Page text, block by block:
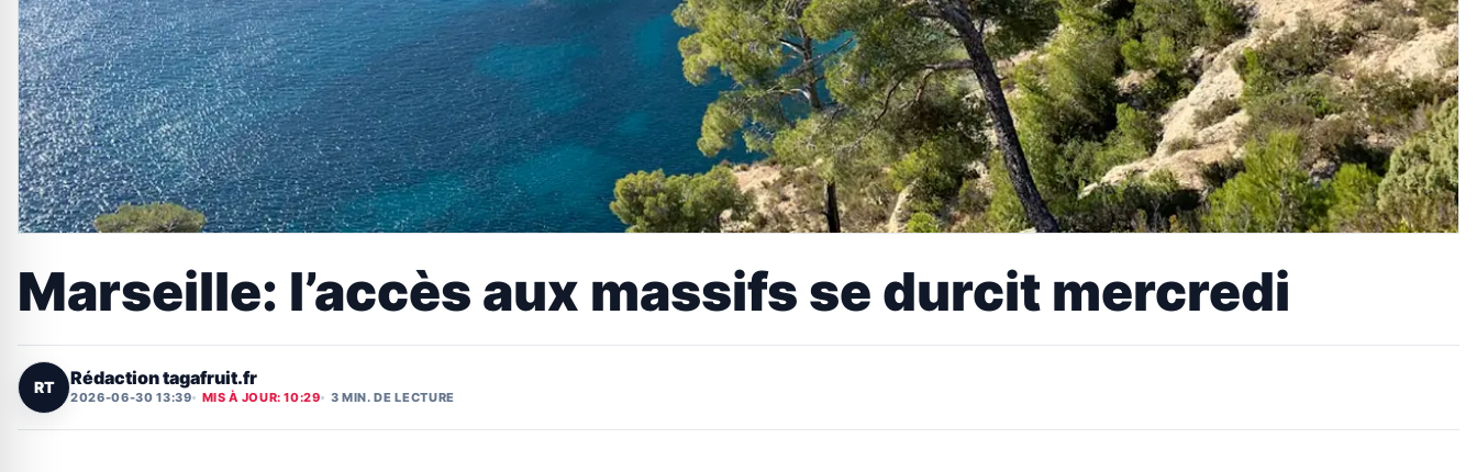
Marseille: l’accès aux massifs se durcit mercredi
RT Rédaction tagafruit.fr
2026-06-30 13:39 MIS À JOUR: 10:29 3 MIN. DE LECTURE